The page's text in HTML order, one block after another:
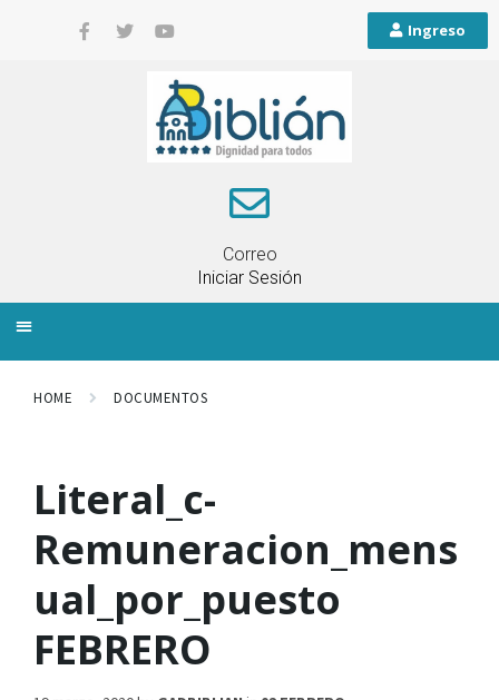
Ingreso
Correo
Iniciar Sesión
HOME DOCUMENTOS
Literal_c-
Remuneracion_mens
ual_por_puesto
FEBRERO